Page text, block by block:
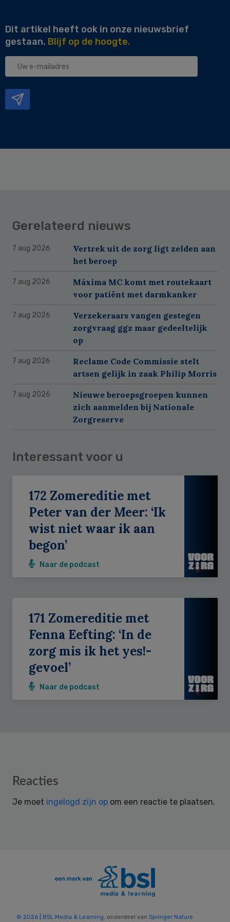
Dit artikel heeft ook in onze nieuwsbrief
gestaan. Blijf op de hoogte.
Uw
Gerelateerd nieuws
7 aug 2026
Vertrek uit de zorg ligt zelden aan
het beroep
7 aug 2026
Máxima MC komt met routekaart
voor patiënt met darmkanker
7 aug 2026
Verzekeraars vangen gestegen
zorgvraag ggz maar gedeeltelijk
op
7 aug 2026
Reclame Code Commissie stelt
artsen gelijk in zaak Philip Morris
7 aug 2026
Nieuwe beroepsgroepen kunnen
zich aanmelden bij Nationale
Zorgreserve
Interessant voor u
172 Zomereditie met
Peter van der Meer: ‘Ik
wist niet waar ik aan
begon’
Naar de podcast
171 Zomereditie met
Fenna Eefting: ‘In de
zorg mis ik het yes!-
gevoel’
Naar de podcast
Reader
Reacties
Je moet ingelogd zijn op om een reactie te plaatsen.
© 2026 | BSL Media & Learning, onderdeel van Springer Nature